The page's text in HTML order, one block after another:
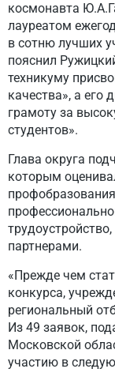
космонавта
лауреатом
в сотню лучших
пояснил
техникуму
качества», а его
грамоту за
студентов».
Глава округа
которым
партнерами.
«Прежде чем
конкурса,
региональный
Из 49 заявок,
Московской
участию в